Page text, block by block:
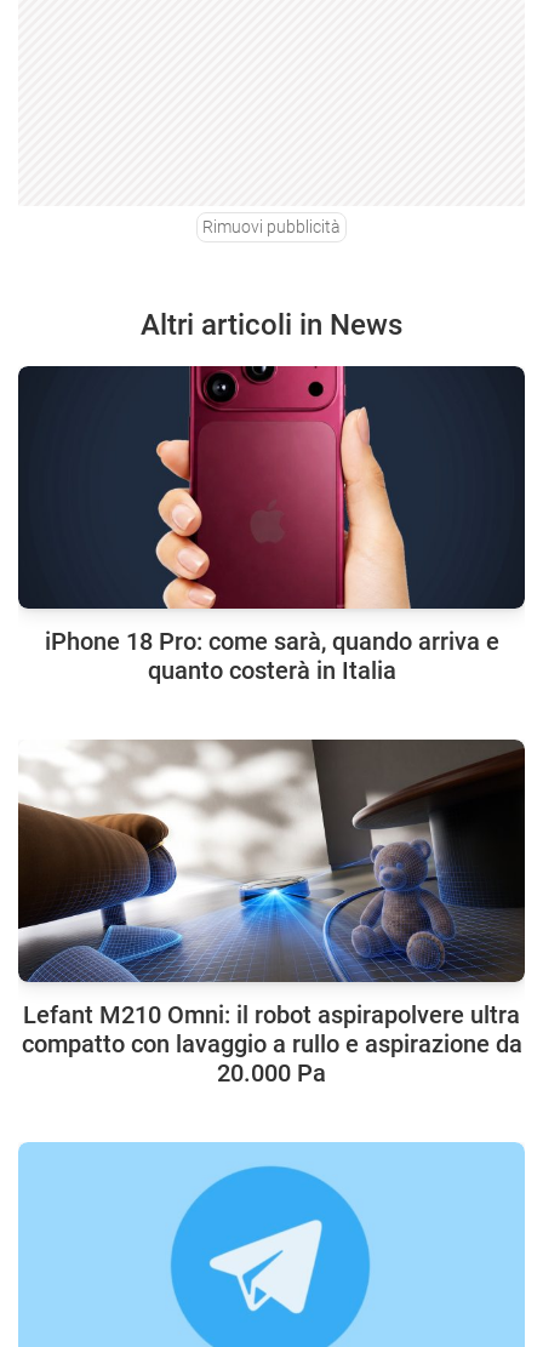
Rimuovi pubblicità
Altri articoli in News
iPhone 18 Pro: come sarà, quando arriva e
quanto costerà in Italia
Lefant M210 Omni: il robot aspirapolvere ultra
compatto con lavaggio a rullo e aspirazione da
20.000 Pa